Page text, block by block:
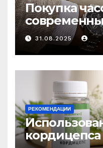
Покупка
выбору
31.08.2025
РЕКОМЕНДАЦИИ
кордицепса